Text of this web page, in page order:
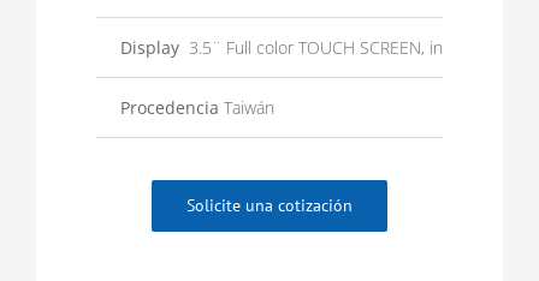
Display 3.5¨ Full color TOUCH SCREEN, interfaz en
Procedencia Taiwán
Solicite una cotización